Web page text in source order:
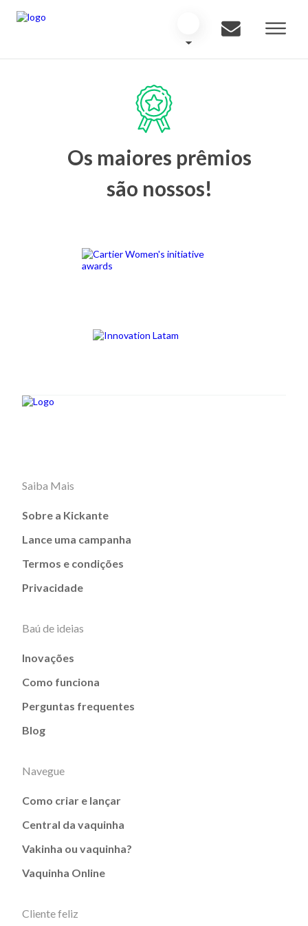
Os maiores prêmios
são nossos!
Saiba Mais
Sobre a Kickante
Lance uma campanha
Termos e condições
Privacidade
Baú de ideias
Inovações
Como funciona
Perguntas frequentes
Blog
Navegue
Como criar e lançar
Central da vaquinha
Vakinha ou vaquinha?
Vaquinha Online
Cliente feliz